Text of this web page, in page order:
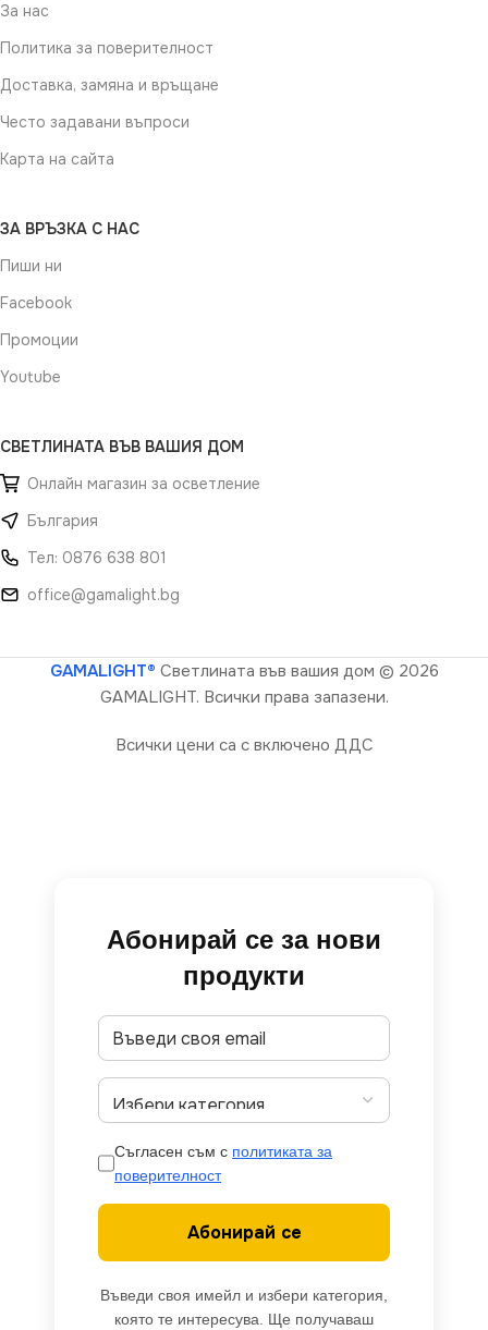
За нас
Политика за поверителност
Доставка, замяна и връщане
Често задавани въпроси
Карта на сайта
ЗА ВРЪЗКА С НАС
Пиши ни
Facebook
Промоции
Youtube
СВЕТЛИНАТА ВЪВ ВАШИЯ ДОМ
Онлайн магазин за осветление
България
Тел: 0876 638 801
office@gamalight.bg
GAMALIGHT® Светлината във вашия дом © 2026
GAMALIGHT. Всички права запазени.
Всички цени са с включено ДДС
Абонирай се за нови
продукти
Съгласен съм с политиката за
поверителност
Абонирай се
Въведи своя имейл и избери категория,
която те интересува. Ще получаваш